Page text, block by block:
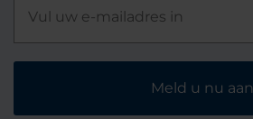
Meld u nu aan